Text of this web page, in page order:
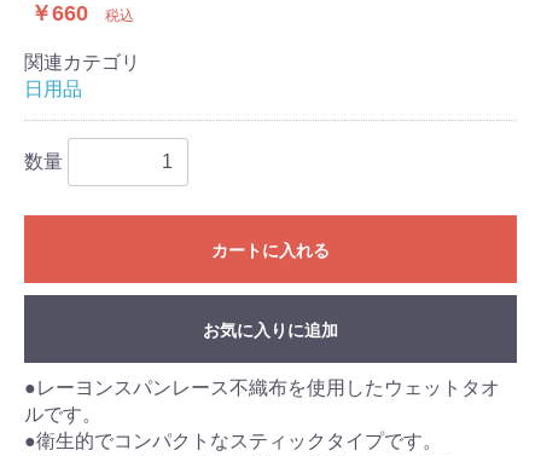
￥660 税込
関連カテゴリ
日用品
数量
カートに入れる
お気に入りに追加
●レーヨンスパンレース不織布を使用したウェットタオ
ルです。
●衛生的でコンパクトなスティックタイプです。